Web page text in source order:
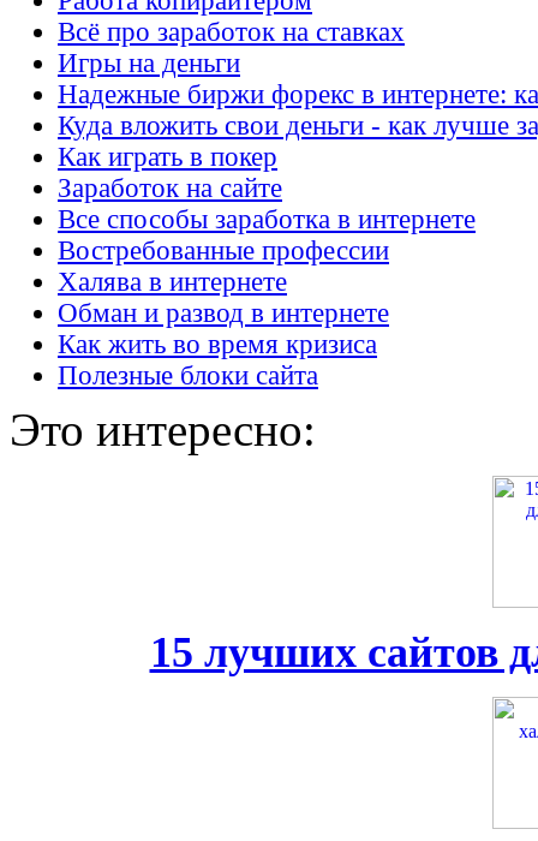
Всё про заработок на ставках
Игры на деньги
Надежные биржи форекс в интернете:
Куда вложить свои деньги - как лучше
Как играть в покер
Заработок на сайте
Все способы заработка в интернете
Востребованные профессии
Халява в интернете
Обман и развод в интернете
Как жить во время кризиса
Полезные блоки сайта
Это интересно:
15 лучших сайтов